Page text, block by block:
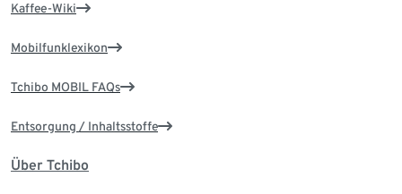
Kaffee-Wiki
Mobilfunklexikon
Tchibo MOBIL FAQs
Entsorgung / Inhaltsstoffe
Über Tchibo